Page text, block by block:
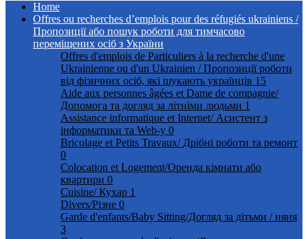
Home
Offres ou recherches d’emplois pour des réfugiés ukrainiens /
Пропозиції або пошук роботи для тимчасово
переміщених осіб з України
Offres d'emplois de Particuliers à la recherche d'une
Ukrainienne ou d'un Ukrainien / Пропозиції роботи
від фізичних осіб, які шукають українців 15
Aide aux personnes âgées et Dame de compagnie/
Допомога та догляд за літніми людьми 1
Assistance informatique et Internet/ Асистент з
інформатики та Web-у 0
Bricolage et Petits Travaux/ Дрібні роботи та ремонт
0
Colocation et Logement/Оренда кімнати або
квартири 0
Cuisine/ Кухар 1
Divers/Різне 0
Garde d'enfants/Baby Sitting/Догляд за дітьми / няня
3